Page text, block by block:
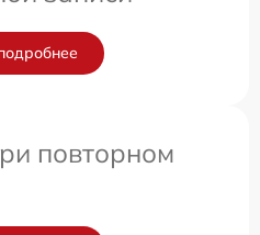
повторном